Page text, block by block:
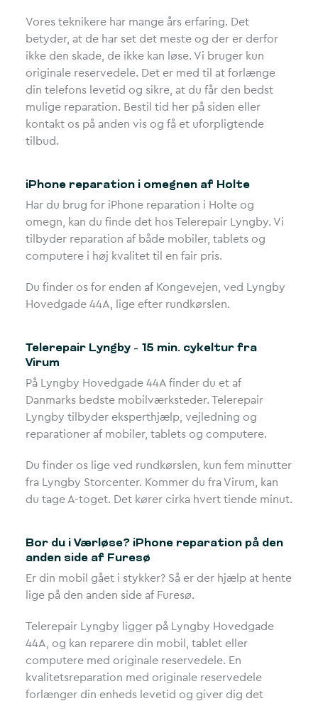
Vores teknikere har mange års erfaring. Det
betyder, at de har set det meste og der er derfor
ikke den skade, de ikke kan løse. Vi bruger kun
originale reservedele. Det er med til at forlænge
din telefons levetid og sikre, at du får den bedst
mulige reparation. Bestil tid her på siden eller
kontakt os på anden vis og få et uforpligtende
tilbud.
iPhone reparation i omegnen af Holte
Har du brug for iPhone reparation i Holte og
omegn, kan du finde det hos Telerepair Lyngby. Vi
tilbyder reparation af både mobiler, tablets og
computere i høj kvalitet til en fair pris.
Du finder os for enden af Kongevejen, ved Lyngby
Hovedgade 44A, lige efter rundkørslen.
Telerepair Lyngby – 15 min. cykeltur fra
Virum
På Lyngby Hovedgade 44A finder du et af
Danmarks bedste mobilværksteder. Telerepair
Lyngby tilbyder eksperthjælp, vejledning og
reparationer af mobiler, tablets og computere.
Du finder os lige ved rundkørslen, kun fem minutter
fra Lyngby Storcenter. Kommer du fra Virum, kan
du tage A-toget. Det kører cirka hvert tiende minut.
Bor du i Værløse? iPhone reparation på den
anden side af Furesø
Er din mobil gået i stykker? Så er der hjælp at hente
lige på den anden side af Furesø.
Telerepair Lyngby ligger på Lyngby Hovedgade
44A, og kan reparere din mobil, tablet eller
computere med originale reservedele. En
kvalitetsreparation med originale reservedele
forlænger din enheds levetid og giver dig det